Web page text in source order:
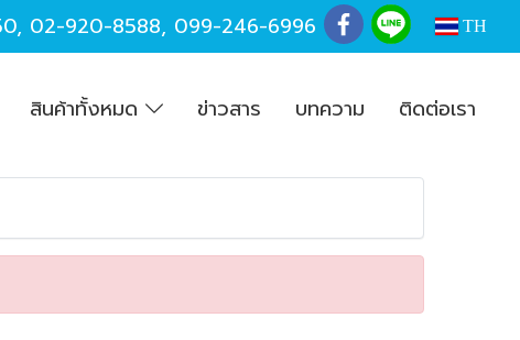
, 02-920-8588, 099-246-6996 TH
สินค้าทั้งหมด ข่าวสาร บทความ ติดต่อเรา